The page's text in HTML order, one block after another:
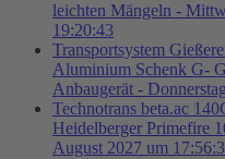
leichten Mängeln -
19:20:43
Transportsystem
Aluminium Schenk G-
Anbaugerät -
Technotrans beta.ac
Heidelberger Primefire
August 2027 um